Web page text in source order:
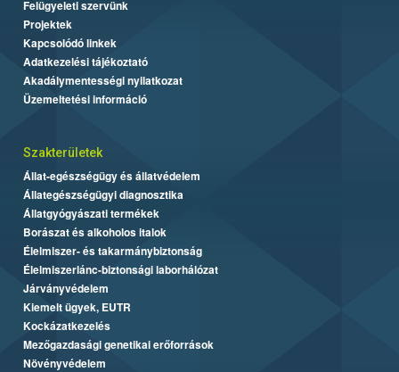
Felügyeleti szervünk
Projektek
Kapcsolódó linkek
Adatkezelési tájékoztató
Akadálymentességi nyilatkozat
Üzemeltetési információ
Szakterületek
Állat-egészségügy és állatvédelem
Állategészségügyi diagnosztika
Állatgyógyászati termékek
Borászat és alkoholos italok
Élelmiszer- és takarmánybiztonság
Élelmiszerlánc-biztonsági laborhálózat
Járványvédelem
Kiemelt ügyek, EUTR
Kockázatkezelés
Mezőgazdasági genetikai erőforrások
Növényvédelem